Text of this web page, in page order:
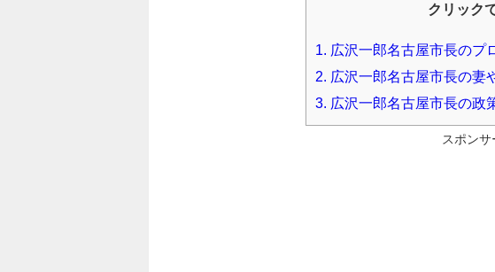
クリック
1.
広沢一郎名古屋市長のプ
2.
広沢一郎名古屋市長の妻
3.
広沢一郎名古屋市長の政
スポンサ